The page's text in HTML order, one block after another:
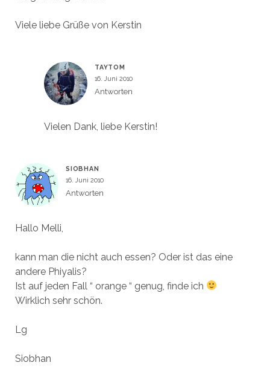
Viele liebe Grüße von Kerstin
TAYTOM
16. Juni 2010
Antworten
Vielen Dank, liebe Kerstin!
SIOBHAN
16. Juni 2010
Antworten
Hallo Melli,
kann man die nicht auch essen? Oder ist das eine
andere Phiyalis?
Ist auf jeden Fall “ orange “ genug, finde ich
Wirklich sehr schön.
Lg
Siobhan